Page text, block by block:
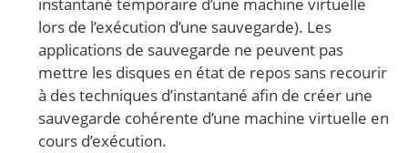
instantané temporaire d’une machine virtuelle
lors de l’exécution d’une sauvegarde). Les
applications de sauvegarde ne peuvent pas
mettre les disques en état de repos sans recourir
à des techniques d’instantané afin de créer une
sauvegarde cohérente d’une machine virtuelle en
cours d’exécution.